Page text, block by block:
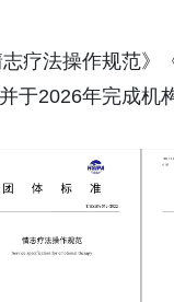
疗法操作规范
2026年完成机